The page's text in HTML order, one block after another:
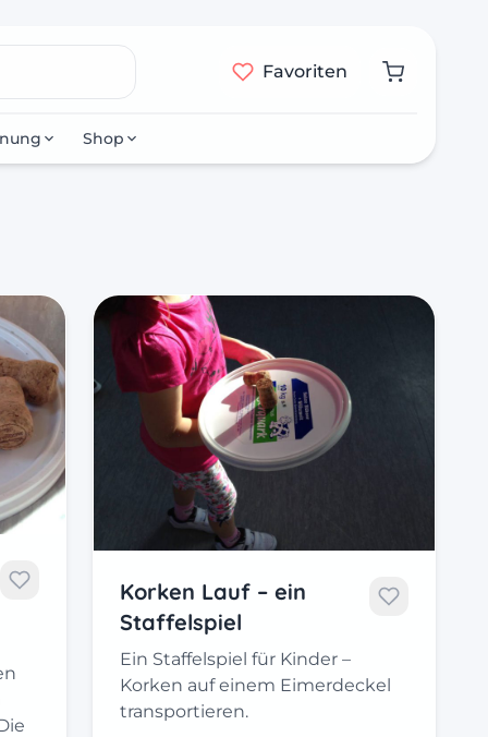
Favoriten
Shop
Korken Lauf – ein
Staffelspiel
Ein Staffelspiel für Kinder –
Korken auf einem Eimerdeckel
transportieren.